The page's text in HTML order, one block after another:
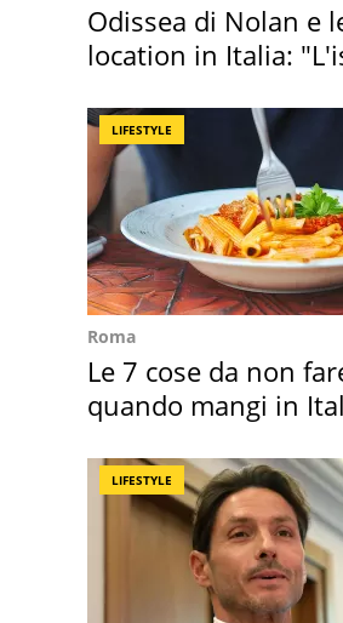
Odissea di Nolan e
location in Italia:
LIFESTYLE
Roma
Le 7 cose da non
quando mangi in
LIFESTYLE